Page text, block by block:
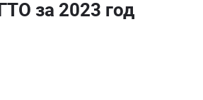
за 2023 год